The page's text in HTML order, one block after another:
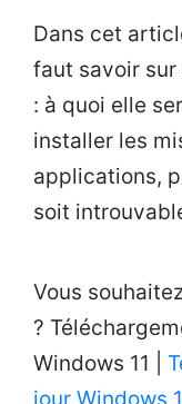
Dans cet
faut savoir sur
: à quoi elle
installer les
applications,
soit
Vous
?
Windows 11 |